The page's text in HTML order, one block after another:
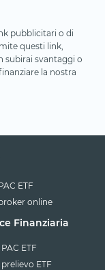
pubblicitari o di
questi link,
subirai svantaggi o
la nostra
ETF
online
Finanziaria
ETF
ETF